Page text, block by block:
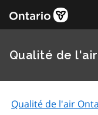
Qualité de
Qualité de l'air